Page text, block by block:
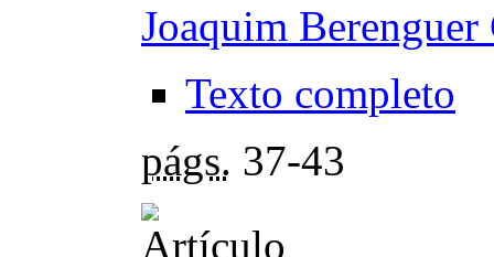
Joaquim Berenguer
Texto completo
págs. 37-43